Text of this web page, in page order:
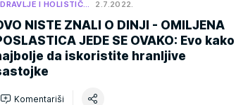
I HOLISTIČ… 2.7.2022.
NISTE ZNALI O DINJI - OMILJENA
JEDE SE OVAKO: Evo kako
da iskoristite hranljive
Komentariši